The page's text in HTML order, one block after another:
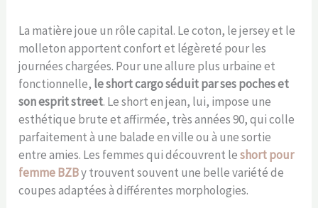
La matière joue un rôle capital. Le coton, le jersey et le
molleton apportent confort et légèreté pour les
journées chargées. Pour une allure plus urbaine et
fonctionnelle, le short cargo séduit par ses poches et
son esprit street. Le short en jean, lui, impose une
esthétique brute et affirmée, très années 90, qui colle
parfaitement à une balade en ville ou à une sortie
entre amies. Les femmes qui découvrent leshort pour
femme BZBy trouvent souvent une belle variété de
coupes adaptées à différentes morphologies.